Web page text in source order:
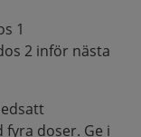
1
2 inför nästa
doser. Ge i